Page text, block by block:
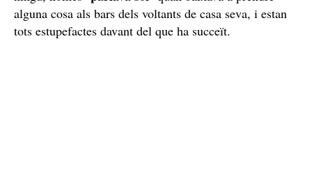
alguna cosa als bars dels voltants de casa seva, i estan
tots estupefactes davant del que ha succeït.